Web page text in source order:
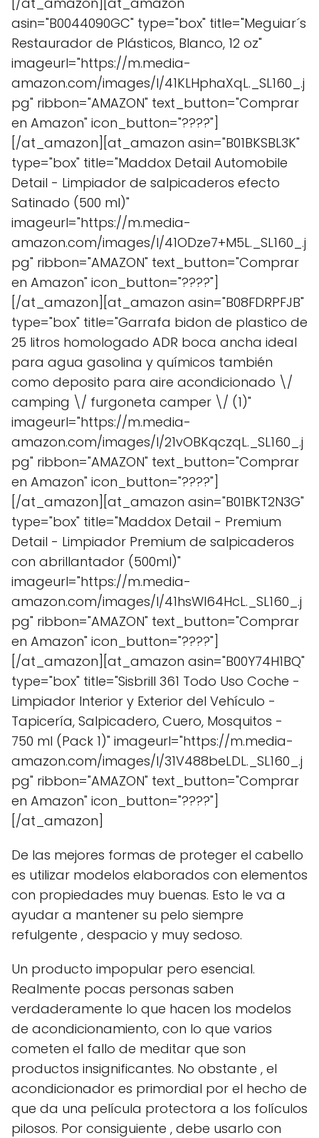
asin="B0044090GC" type="box" title="Meguiar´s
Restaurador de Plásticos, Blanco, 12 oz"
imageurl="https://m.media-
amazon.com/images/I/41KLHphaXqL._SL160_.j
pg" ribbon="AMAZON" text_button="Comprar
en Amazon" icon_button="????"]
[/at_amazon][at_amazon asin="B01BKSBL3K"
type="box" title="Maddox Detail Automobile
Detail - Limpiador de salpicaderos efecto
Satinado (500 ml)"
imageurl="https://m.media-
amazon.com/images/I/41ODze7+M5L._SL160_.j
pg" ribbon="AMAZON" text_button="Comprar
en Amazon" icon_button="????"]
[/at_amazon][at_amazon asin="B08FDRPFJB"
type="box" title="Garrafa bidon de plastico de
25 litros homologado ADR boca ancha ideal
para agua gasolina y químicos también
como deposito para aire acondicionado \/
camping \/ furgoneta camper \/ (1)"
imageurl="https://m.media-
amazon.com/images/I/21vOBKqczqL._SL160_.j
pg" ribbon="AMAZON" text_button="Comprar
en Amazon" icon_button="????"]
[/at_amazon][at_amazon asin="B01BKT2N3G"
type="box" title="Maddox Detail - Premium
Detail - Limpiador Premium de salpicaderos
con abrillantador (500ml)"
imageurl="https://m.media-
amazon.com/images/I/41hsWl64HcL._SL160_.j
pg" ribbon="AMAZON" text_button="Comprar
en Amazon" icon_button="????"]
[/at_amazon][at_amazon asin="B00Y74H1BQ"
type="box" title="Sisbrill 361 Todo Uso Coche -
Limpiador Interior y Exterior del Vehículo -
Tapicería, Salpicadero, Cuero, Mosquitos -
750 ml (Pack 1)" imageurl="https://m.media-
amazon.com/images/I/31V488beLDL._SL160_.j
pg" ribbon="AMAZON" text_button="Comprar
en Amazon" icon_button="????"]
[/at_amazon]
De las mejores formas de proteger el cabello
es utilizar modelos elaborados con elementos
con propiedades muy buenas. Esto le va a
ayudar a mantener su pelo siempre
refulgente , despacio y muy sedoso.
Un producto impopular pero esencial.
Realmente pocas personas saben
verdaderamente lo que hacen los modelos
de acondicionamiento, con lo que varios
cometen el fallo de meditar que son
productos insignificantes. No obstante , el
acondicionador es primordial por el hecho de
que da una película protectora a los folículos
pilosos. Por consiguiente , debe usarlo con